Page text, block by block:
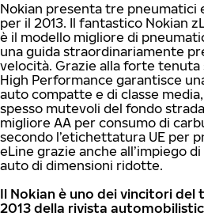
Nokian presenta tre
per il 2013. Il fantastico Nokian
è il modello migliore di
una guida straordinariamente
velocità. Grazie alla forte tenuta
High Performance garantisce
auto compatte e di classe
spesso mutevoli del fondo
migliore AA per consumo di
secondo l’etichettatura UE per
eLine grazie anche all’impiego
auto di dimensioni ridotte.
Il Nokian è uno dei vincitori
2013 della rivista